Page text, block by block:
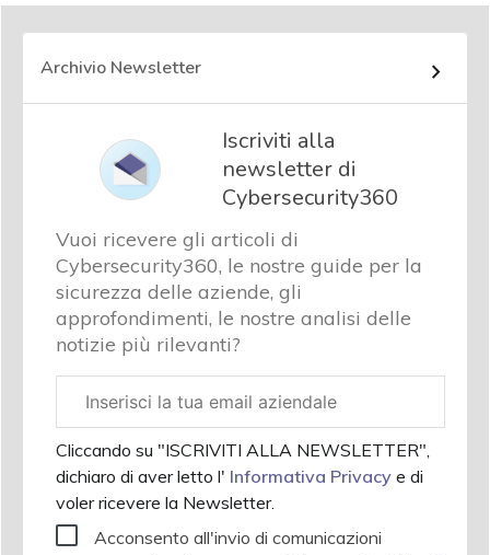
Archivio Newsletter
Iscriviti alla
newsletter di
Cybersecurity360
Vuoi ricevere gli articoli di
Cybersecurity360, le nostre guide per la
sicurezza delle aziende, gli
approfondimenti, le nostre analisi delle
notizie più rilevanti?
aziendale
Cliccando su "ISCRIVITI ALLA NEWSLETTER",
dichiaro di aver letto l' Informativa Privacy e di
voler ricevere la Newsletter.
Acconsento all'invio di comunicazioni